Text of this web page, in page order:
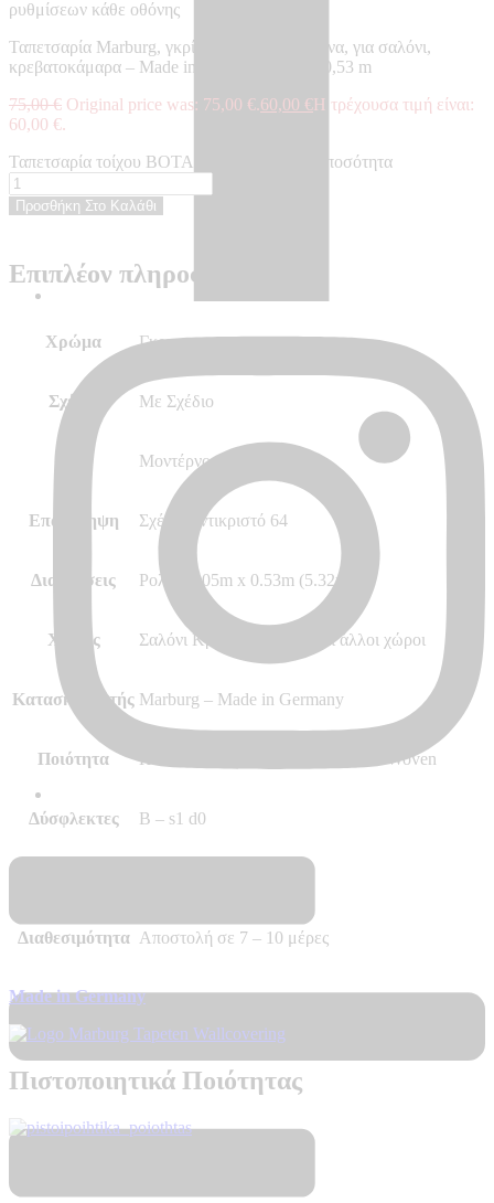
ρυθμίσεων κάθε οθόνης
Ταπετσαρία Marburg, γκρί με σχέδιο, μοντέρνα, για σαλόνι,
κρεβατοκάμαρα – Made in Germany, 10,05×0,53 m
75,00€ Original price was: 75,00 €.60,00 €Η τρέχουσα τιμή είναι:
60,00 €.
Ταπετσαρία τοίχου BOTANICA - BO33971 ποσότητα
Προσθήκη Στο Καλάθι
Επιπλέον πληροφορίες
Χρώμα Γκρι
Σχέδιο Με Σχέδιο
Μοντέρνο
Επανάληψη Σχέδιο αντικριστό 64
Διαστάσεις Ρολό 10.05m x 0.53m (5.32m²)
Χώρος Σαλόνι Κρεβατοκάμαρα και άλλοι χώροι
Κατασκευαστής Marburg – Made in Germany
Ποιότητα Hot Embossed, Vinyl, Vlies – Non Woven
Δύσφλεκτες B – s1 d0
Διαθεσιμότητα Αποστολή σε 7 – 10 μέρες
Made in Germany
Πιστοποιητικά Ποιότητας